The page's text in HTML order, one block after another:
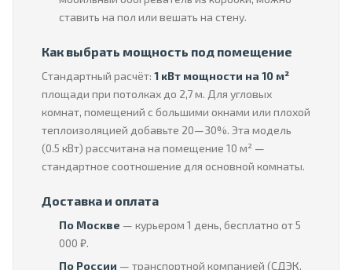
ставить на пол или вешать на стену.
Как выбрать мощность под помещение
Стандартный расчёт: 1 кВт мощности на 10 м²
площади при потолках до 2,7 м. Для угловых
комнат, помещений с большими окнами или плохой
теплоизоляцией добавьте 20—30%. Эта модель
(0.5 кВт) рассчитана на помещение 10 м² —
стандартное соотношение для основной комнаты.
Доставка и оплата
По Москве — курьером 1 день, бесплатно от 5
000 ₽.
По России — транспортной компанией (СДЭК,